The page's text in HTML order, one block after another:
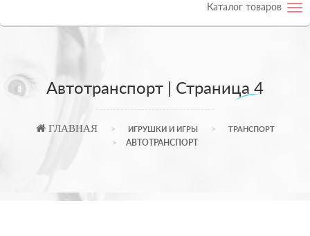
Каталог товаров
Автотранспорт | Страница 4
ГЛАВНАЯ ИГРУШКИ И ИГРЫ ТРАНСПОРТ
АВТОТРАНСПОРТ